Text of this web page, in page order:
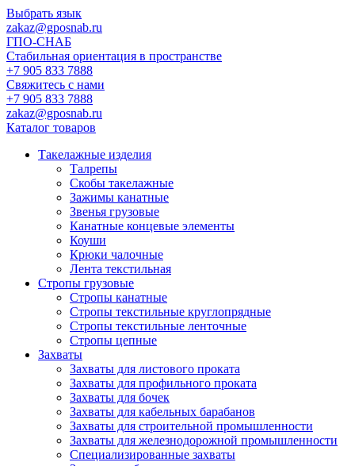
Выбрать язык
zakaz@gposnab.ru
ГПО-СНАБ
Стабильная ориентация в пространстве
+7 905 833 7888
Свяжитесь с нами
+7 905 833 7888
zakaz@gposnab.ru
Каталог товаров
Такелажные изделия
Талрепы
Скобы такелажные
Зажимы канатные
Звенья грузовые
Канатные концевые элементы
Коуши
Крюки чалочные
Лента текстильная
Стропы грузовые
Стропы канатные
Стропы текстильные круглопрядные
Стропы текстильные ленточные
Стропы цепные
Захваты
Захваты для листового проката
Захваты для профильного проката
Захваты для бочек
Захваты для кабельных барабанов
Захваты для строительной промышленности
Захваты для железнодорожной промышленности
Специализированные захваты